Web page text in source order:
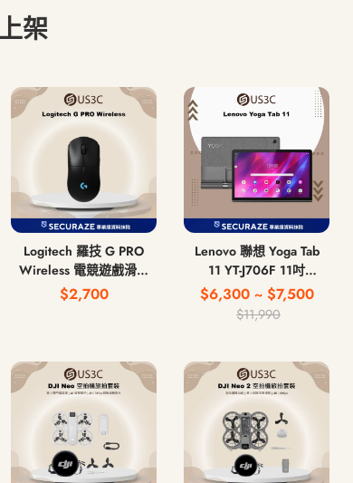
架
Logitech 羅技 G PRO
Wireless 電競遊戲滑鼠
無線滑鼠
$2,700
Lenovo 聯想 Yoga Tab
11 YT-J706F 11吋
4G/128G WiFi版
$6,300 ~ $7,500
$11,990